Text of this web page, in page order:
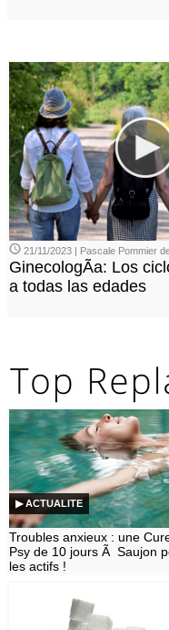
21/11/2023 | Pascale Pommier
GinecologÃ­a: Los
a todas las edades
▶ ACTUALITE
Troubles anxieux : une
Psy de 10 jours Ã Saujon
les actifs !